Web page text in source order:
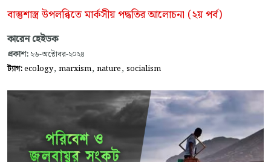
বাস্তুশাস্ত্র উপলব্ধিতে মার্কসীয় পদ্ধতির আলোচনা (২য় পর্ব)
কারেন হেইডক
প্রকাশ: ২৬-অক্টোবর-২০২৪
ট্যাগ:ecology, marxism, nature, socialism